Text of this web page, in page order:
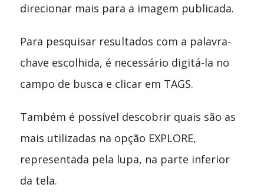
direcionar mais para a imagem publicada.
Para pesquisar resultados com a palavra-
chave escolhida, é necessário digitá-la no
campo de busca e clicar em TAGS.
Também é possível descobrir quais são as
mais utilizadas na opção EXPLORE,
representada pela lupa, na parte inferior
da tela.